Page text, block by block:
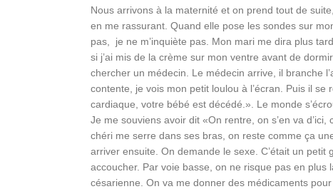
Nous arrivons à la maternité et on prend tout de
en me rassurant. Quand elle pose les sondes sur
pas, je ne m’inquiète pas. Mon mari me dira plus
si j’ai mis de la crème sur mon ventre avant de
chercher un médecin. Le médecin arrive, il branche
contente, je vois mon petit loulou à l’écran. Puis il se
cardiaque, votre bébé est décédé.». Le monde
Je me souviens avoir dit «On rentre, on s’en va
chéri me serre dans ses bras, on reste comme ça
arriver ensuite. On demande le sexe. C’était un
accoucher. Par voie basse, on ne risque pas en
césarienne. On va me donner des médicaments